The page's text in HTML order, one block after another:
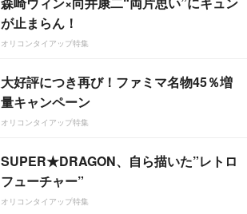
が止まらん！
オリコンタイアップ特集
大好評につき再び！ファミマ名物45％増
量キャンペーン
オリコンタイアップ特集
SUPER★DRAGON、自ら描いた”レトロ
フューチャー”
オリコンタイアップ特集